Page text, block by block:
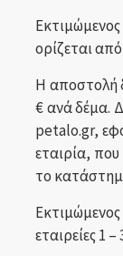
ορίζεται
Η αποστολή
€ ανά δέμα.
petalo.gr,
εταιρία,
το
εταιρείες 1